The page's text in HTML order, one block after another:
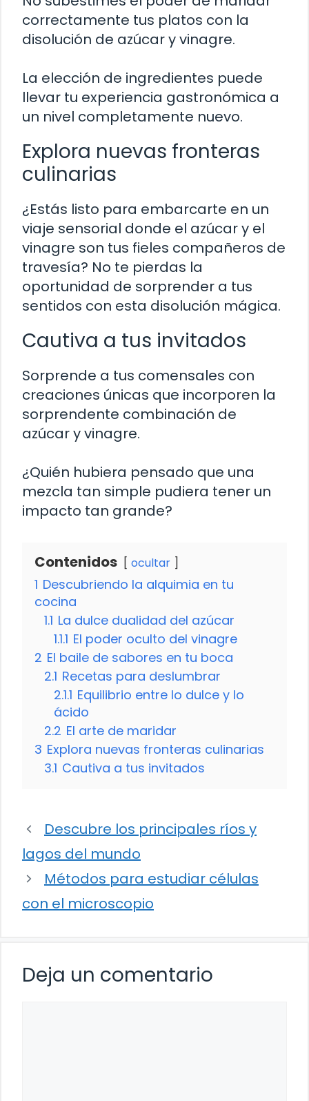
correctamente tus platos con la
disolución de azúcar y vinagre.
La elección de ingredientes puede
llevar tu experiencia gastronómica a
un nivel completamente nuevo.
Explora nuevas fronteras
culinarias
¿Estás listo para embarcarte en un
viaje sensorial donde el azúcar y el
vinagre son tus fieles compañeros de
travesía? No te pierdas la
oportunidad de sorprender a tus
sentidos con esta disolución mágica.
Cautiva a tus invitados
Sorprende a tus comensales con
creaciones únicas que incorporen la
sorprendente combinación de
azúcar y vinagre.
¿Quién hubiera pensado que una
mezcla tan simple pudiera tener un
impacto tan grande?
Contenidos ocultar
1 Descubriendo la alquimia en tu
cocina
1.1 La dulce dualidad del azúcar
1.1.1 El poder oculto del vinagre
2 El baile de sabores en tu boca
2.1 Recetas para deslumbrar
2.1.1 Equilibrio entre lo dulce y lo
ácido
2.2 El arte de maridar
3 Explora nuevas fronteras culinarias
3.1 Cautiva a tus invitados
Descubre los principales ríos y
lagos del mundo
Métodos para estudiar células
con el microscopio
Deja un comentario